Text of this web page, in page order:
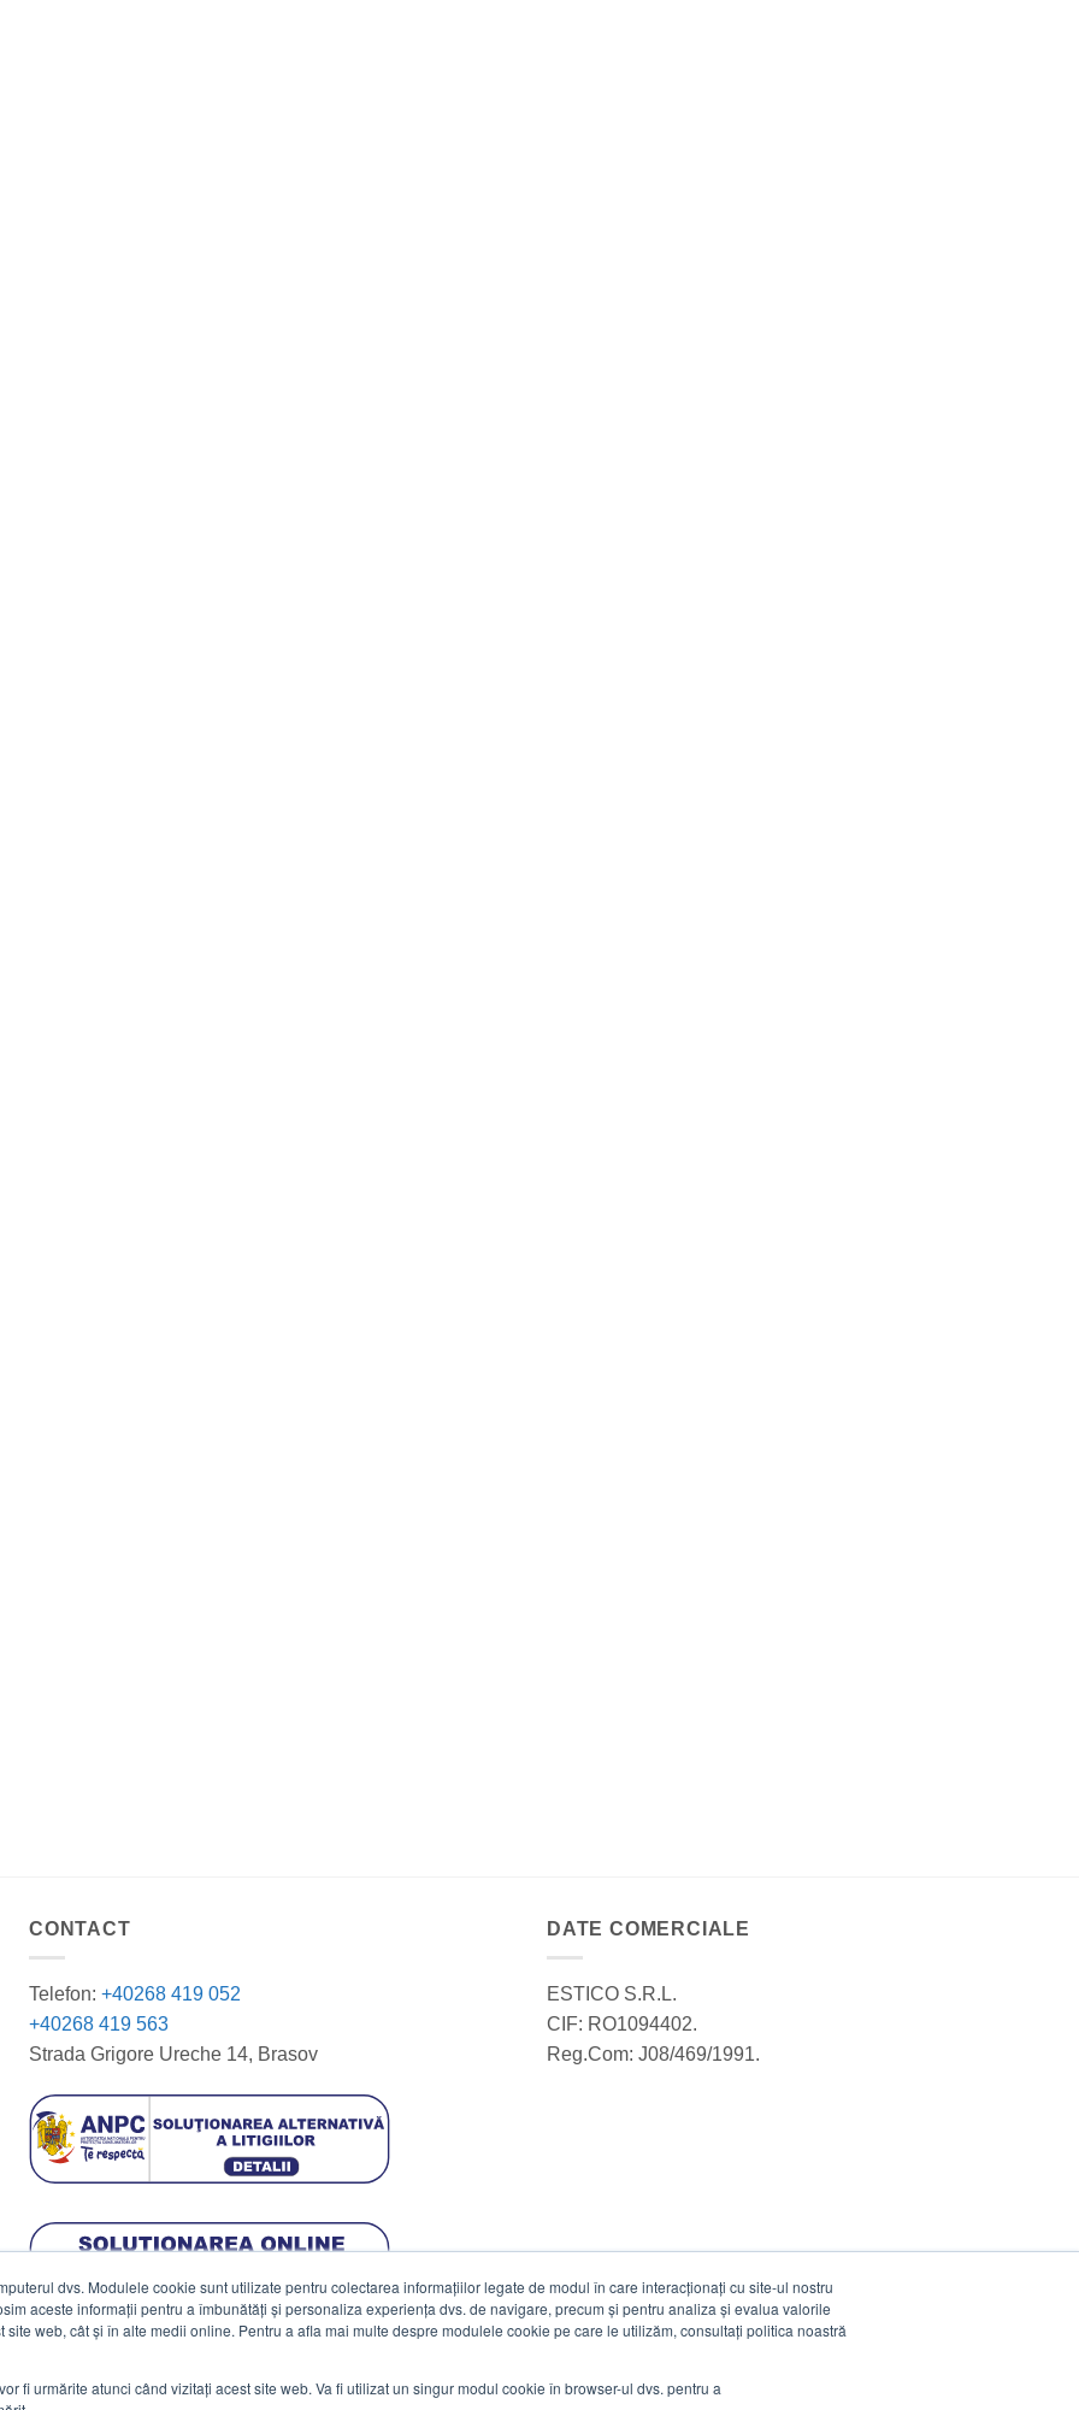
dvs. Modulele cookie sunt utilizate pentru colectarea informațiilor legate de modul în care interacționați cu site-ul nostru
aceste informații pentru a îmbunătăți și personaliza experiența dvs. de navigare, precum și pentru analiza și evalua valorile
web, cât și în alte medii online. Pentru a afla mai multe despre modulele cookie pe care le utilizăm, consultați politica noastră
fi urmărite atunci când vizitați acest site web. Va fi utilizat un singur modul cookie în browser-ul dvs. pentru a
CONTACT
Telefon: +40268 419 052
+40268 419 563
Strada Grigore Ureche 14, Brasov
DATE COMERCIALE
ESTICO S.R.L.
CIF: RO1094402.
Reg.Com: J08/469/1991.